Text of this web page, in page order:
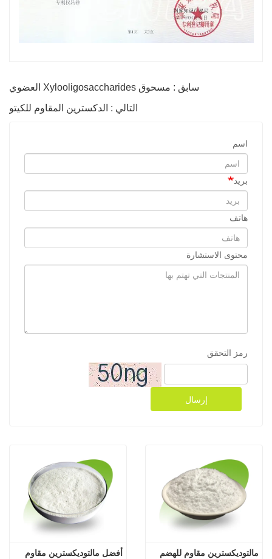
سابق : مسحوق Xylooligosaccharides العضوي
التالي : الدكسترين المقاوم للكيتو
اسم
بريد
هاتف
محتوى الاستشارة
رمز التحقق
إرسال
أفضل مالتوديكسترين مقاوم مالتوديكسترين مقاوم للهضم